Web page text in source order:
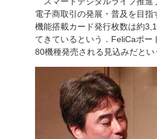
電子商取引の発展・普及を目
機能搭載カード発行枚数は約
てきているという．FeliCaポ
80機種発売される見込みだとい